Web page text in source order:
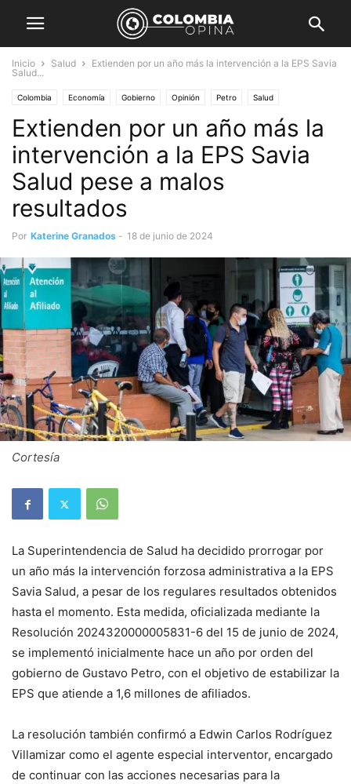
Inicio Salud
Extienden por un año más la intervención a la EPS Savia
Salud...
Colombia Economía Gobierno Opinión Petro Salud
Extienden por un año más la
intervención a la EPS Savia
Salud pese a malos
resultados
Por Katerine Granados - 18 de junio de 2024
Cortesía
La Superintendencia de Salud ha decidido prorrogar por
un año más la intervención forzosa administrativa a la EPS
Savia Salud, a pesar de los regulares resultados obtenidos
hasta el momento. Esta medida, oficializada mediante la
Resolución 2024320000005831-6 del 15 de junio de 2024,
se implementó inicialmente hace un año por orden del
gobierno de Gustavo Petro, con el objetivo de estabilizar la
EPS que atiende a 1,6 millones de afiliados.
La resolución también confirmó a Edwin Carlos Rodríguez
Villamizar como el agente especial interventor, encargado
de continuar con las acciones necesarias para la